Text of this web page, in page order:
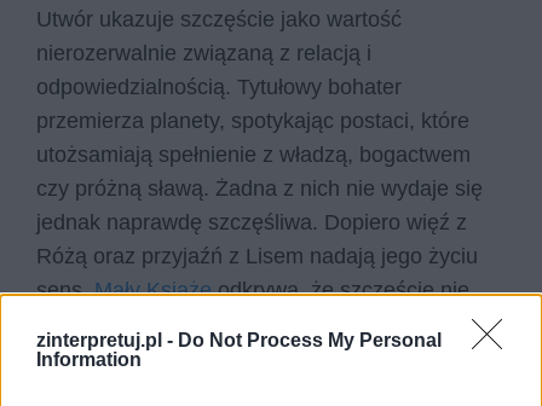
zinterpretuj.pl - Do Not Process My Personal
Information
Utwór ukazuje szczęście jako wartość
nierozerwalnie związaną z relacją i
odpowiedzialnością. Tytułowy bohater
przemierza planety, spotykając postaci, które
utożsamiają spełnienie z władzą, bogactwem
czy próżną sławą. Żadna z nich nie wydaje się
jednak naprawdę szczęśliwa. Dopiero więź z
Różą oraz przyjaźń z Lisem nadają jego życiu
sens.Mały Książęodkrywa, że szczęście nie
polega na posiadaniu, lecz na byciu dla kogoś
ważnym. Spełnienie odnajduje w świadomości,